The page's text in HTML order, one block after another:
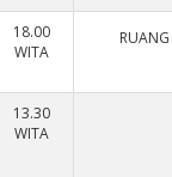
18.00
WITA
13.30
WITA